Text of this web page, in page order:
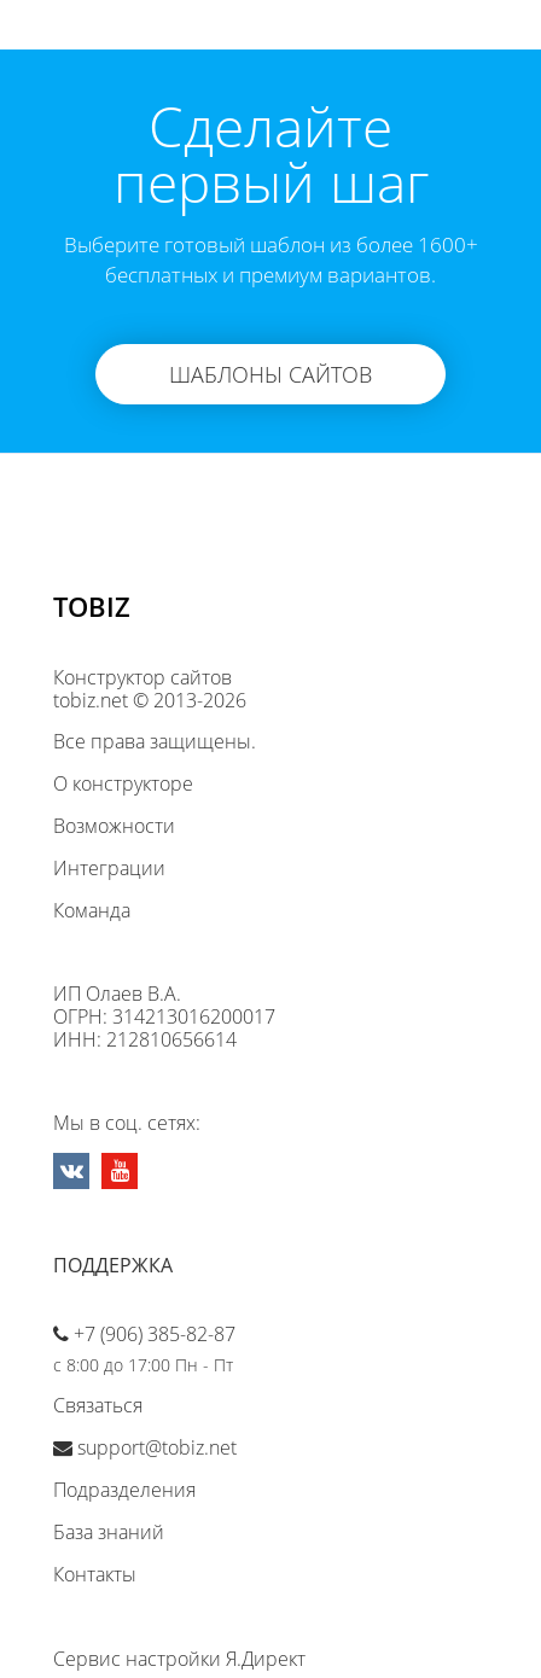
Cделайте
первый шаг
Выберите готовый шаблон из более 1600+
бесплатных и премиум вариантов.
ШАБЛОНЫ САЙТОВ
TOBIZ
Конструктор сайтов
tobiz.net © 2013-2026
Все права защищены.
О конструкторе
Возможности
Интеграции
Команда
ИП Олаев В.А.
ОГРН: 314213016200017
ИНН: 212810656614
Мы в соц. сетях:
ПОДДЕРЖКА
+7 (906) 385-82-87
с 8:00 до 17:00 Пн - Пт
Связаться
support@tobiz.net
Подразделения
База знаний
Контакты
Сервис настройки Я.Директ